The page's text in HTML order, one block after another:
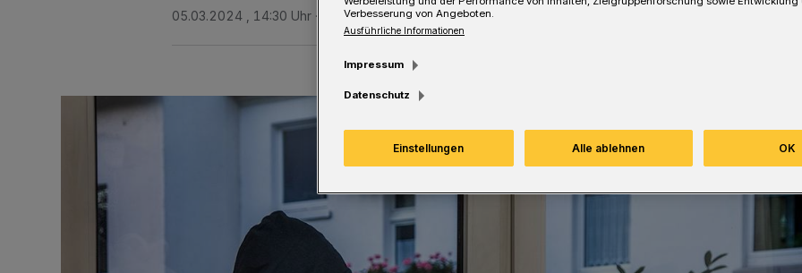
05.03.2024 , 14:30 Uhr Eine Minute Lesezeit
Verbesserung von Angeboten.
Ausführliche Informationen
Impressum
Datenschutz
Einstellungen Alle ablehnen OK